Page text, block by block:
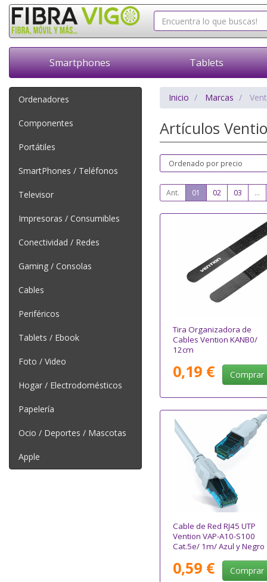
Smartphones Tablets
Ordenadores
Componentes
Portátiles
SmartPhones / Teléfonos
Televisor
Impresoras / Consumibles
Conectividad / Redes
Gaming / Consolas
Cables
Periféricos
Tablets / Ebook
Foto / Video
Hogar / Electrodomésticos
Papelería
Ocio / Deportes / Mascotas
Apple
Inicio Marcas
Artículos
Ant. 01 02 03 ...
Tira Organizadora de
Cables Vention KANB0/
12cm
0,19 € Comprar
Cable de Red RJ45 UTP
Vention VAP-A10-S100
Cat.5e/ 1m/ Azul y Negro
0,59 € Comprar